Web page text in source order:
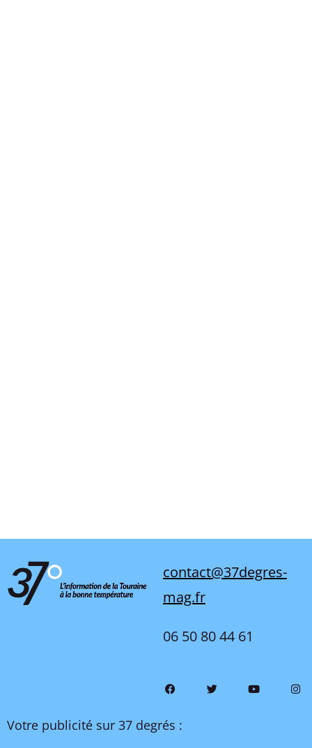
contact@37degres-
mag.fr
06 50 80 44 61
Votre publicité sur 37 degrés :